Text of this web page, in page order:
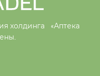
холдинга
«Аптека